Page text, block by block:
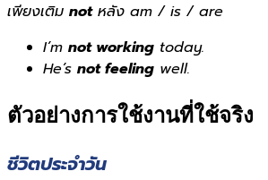
เพียงเติม notหลัง am / is / are
I’m not working today.
He’s not feeling well.
ตัวอย่างการใช้งานที่ใช้จริง
ชีวิตประจำวัน